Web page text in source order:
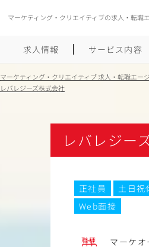
マーケティング・クリエイティブの求人・転職
求人情報 サービス内容
マーケティング・クリエイティブ 求人・転職エー
レバレジーズ株式会社
レバレジー
正社員 土日祝
Web面接
職種 マーケ